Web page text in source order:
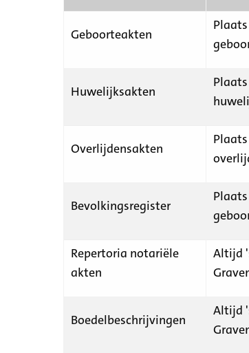
Geboorteakten
Huwelijksakten
Overlijdensakten
Bevolkingsregister
Repertoria notariële
akten
Altijd
Boedelbeschrijvingen
Altijd